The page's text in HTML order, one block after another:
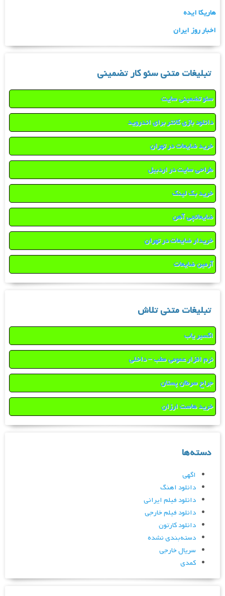
هاریکا ایده
اخبار روز ایران
تبلیغات متنی سئو کار تضمینی
سئو تضمینی سایت
دانلود بازی کانتر برای اندروید
خرید ضایعات در تهران
طراحی سایت در اردبیل
خرید بک لینک
ضایعاتچی آهن
خریدار ضایعات در تهران
آرمین ضایعات
تبلیغات متنی تلاش
اکسیر یاب
نرم افزار عمومی مطب – داخلی
جراح سرطان پستان
خرید هاست ارزان
دسته‌ها
اگهی
دانلود اهنگ
دانلود فیلم ایرانی
دانلود فیلم خارجی
دانلود کارتون
دسته‌بندی نشده
سریال خارجی
کمدی